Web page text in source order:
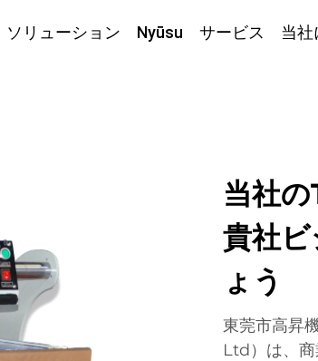
ソリューション Nyūsu サービス
当社
当社
貴社
ょう
東莞市高昇
Ltd）は、